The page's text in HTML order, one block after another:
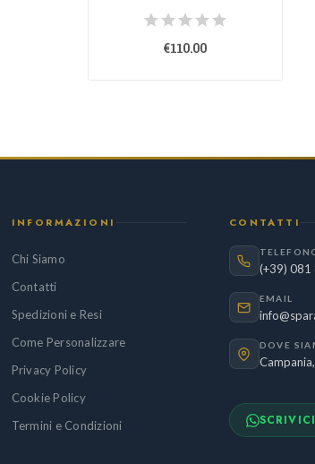
€110.00
INFORMAZIONI
Chi Siamo
Contatti
Spedizioni e Resi
Come Personalizzare
Privacy Policy
Cookie Policy
Termini e Condizioni
CONTATTI
(+39)
EMAIL
DOVE